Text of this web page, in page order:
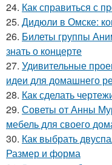
24. Как справиться с
25. Дидюли в Омске:
26. Билеты группы
знать о концерте
27. Удивительные
идеи для домашнего
28. Как сделать
29. Советы от Анны
мебель для своего
30. Как выбрать
Размер и форма